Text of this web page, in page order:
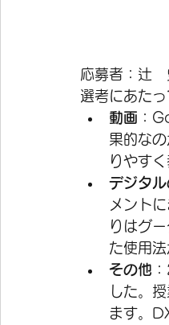
応募者：辻
選考にあた
動画 ：
果的な
りやす
デジタル
メント
りはグ
た使用
その他
した。
ます。